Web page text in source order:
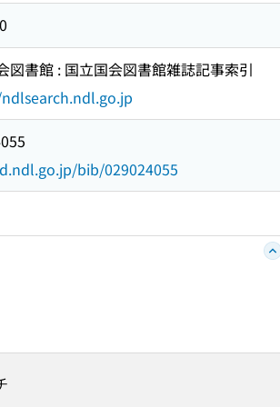
図書館 : 国立国会図書館雑誌記事索引
bib/029024055